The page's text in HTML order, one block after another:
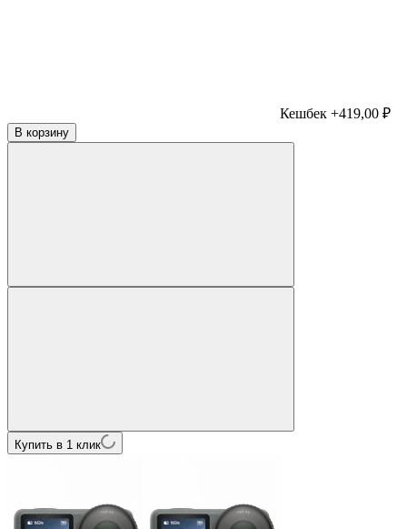
Кешбек +419,00 ₽
В корзину
Купить в 1 клик